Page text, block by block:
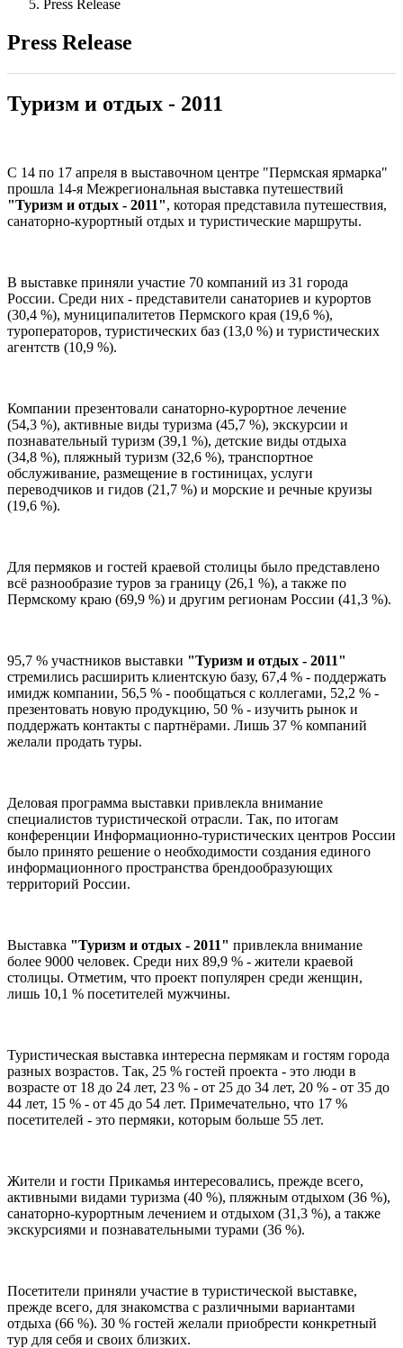
Press Release
Press Release
Туризм и отдых - 2011
С 14 по 17 апреля в выставочном центре "Пермская ярмарка"
прошла 14-я Межрегиональная выставка путешествий
"Туризм и отдых - 2011", которая представила путешествия,
санаторно-курортный отдых и туристические маршруты.
В выставке приняли участие 70 компаний из 31 города
России. Среди них - представители санаториев и курортов
(30,4 %), муниципалитетов Пермского края (19,6 %),
туроператоров, туристических баз (13,0 %) и туристических
агентств (10,9 %).
Компании презентовали санаторно-курортное лечение
(54,3 %), активные виды туризма (45,7 %), экскурсии и
познавательный туризм (39,1 %), детские виды отдыха
(34,8 %), пляжный туризм (32,6 %), транспортное
обслуживание, размещение в гостиницах, услуги
переводчиков и гидов (21,7 %) и морские и речные круизы
(19,6 %).
Для пермяков и гостей краевой столицы было представлено
всё разнообразие туров за границу (26,1 %), а также по
Пермскому краю (69,9 %) и другим регионам России (41,3 %).
95,7 % участников выставки "Туризм и отдых - 2011"
стремились расширить клиентскую базу, 67,4 % - поддержать
имидж компании, 56,5 % - пообщаться с коллегами, 52,2 % -
презентовать новую продукцию, 50 % - изучить рынок и
поддержать контакты с партнёрами. Лишь 37 % компаний
желали продать туры.
Деловая программа выставки привлекла внимание
специалистов туристической отрасли. Так, по итогам
конференции Информационно-туристических центров России
было принято решение о необходимости создания единого
информационного пространства брендообразующих
территорий России.
Выставка "Туризм и отдых - 2011" привлекла внимание
более 9000 человек. Среди них 89,9 % - жители краевой
столицы. Отметим, что проект популярен среди женщин,
лишь 10,1 % посетителей мужчины.
Туристическая выставка интересна пермякам и гостям города
разных возрастов. Так, 25 % гостей проекта - это люди в
возрасте от 18 до 24 лет, 23 % - от 25 до 34 лет, 20 % - от 35 до
44 лет, 15 % - от 45 до 54 лет. Примечательно, что 17 %
посетителей - это пермяки, которым больше 55 лет.
Жители и гости Прикамья интересовались, прежде всего,
активными видами туризма (40 %), пляжным отдыхом (36 %),
санаторно-курортным лечением и отдыхом (31,3 %), а также
экскурсиями и познавательными турами (36 %).
Посетители приняли участие в туристической выставке,
прежде всего, для знакомства с различными вариантами
отдыха (66 %). 30 % гостей желали приобрести конкретный
тур для себя и своих близких.